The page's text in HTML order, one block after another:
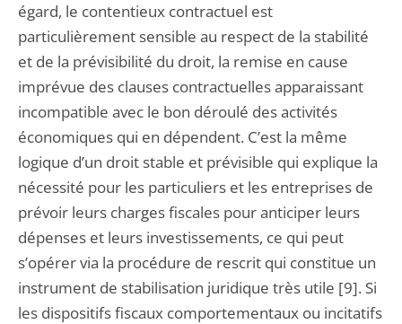
égard, le contentieux contractuel est
particulièrement sensible au respect de la stabilité
et de la prévisibilité du droit, la remise en cause
imprévue des clauses contractuelles apparaissant
incompatible avec le bon déroulé des activités
économiques qui en dépendent. C’est la même
logique d’un droit stable et prévisible qui explique la
nécessité pour les particuliers et les entreprises de
prévoir leurs charges fiscales pour anticiper leurs
dépenses et leurs investissements, ce qui peut
s’opérer via la procédure de rescrit qui constitue un
instrument de stabilisation juridique très utile [9]. Si
les dispositifs fiscaux comportementaux ou incitatifs